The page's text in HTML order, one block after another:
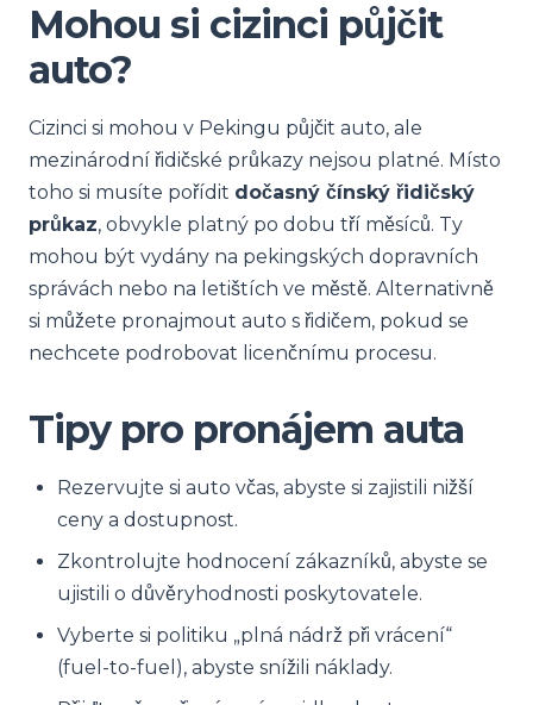
Mohou si cizinci půjčit
auto?
Cizinci si mohou v Pekingu půjčit auto, ale
mezinárodní řidičské průkazy nejsou platné. Místo
toho si musíte pořídit dočasný čínský řidičský
průkaz, obvykle platný po dobu tří měsíců. Ty
mohou být vydány na pekingských dopravních
správách nebo na letištích ve městě. Alternativně
si můžete pronajmout auto s řidičem, pokud se
nechcete podrobovat licenčnímu procesu.
Tipy pro pronájem auta
Rezervujte si auto včas, abyste si zajistili nižší
ceny a dostupnost.
Zkontrolujte hodnocení zákazníků, abyste se
ujistili o důvěryhodnosti poskytovatele.
Vyberte si politiku „plná nádrž při vrácení“
(fuel-to-fuel), abyste snížili náklady.